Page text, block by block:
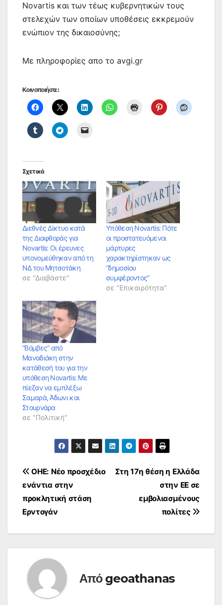
Novartis και των τέως κυβερνητικών τους
στελεχών των οποίων υποθέσεις εκκρεμούν
ενώπιον της δικαιοσύνης;
Με πληροφορίες απο το avgi.gr
Κοινοποιήστε:
Σχετικά
Διεθνές Δίκτυο κατά
της Διαφθοράς για
Novartis: Οι έρευνες
υπονομεύθηκαν από τη
ΝΔ του Μητσοτάκη
σε "Διαβάστε"
Υπόθεση Novartis: Πότε
οι προστατευόμενοι
μάρτυρες
χαρακτηρίστηκαν ως
“δημοσίου
συμφέροντος”
σε "Επικαιρότητα"
“Βόμβες” από
Μαναδιάκη στην
κατάθεσή του για την
υπόθεση Novartis: Mε
πίεζαν να εμπλέξω
Σαμαρά, Άδωνι και
Στουρνάρα
σε "Πολιτική"
Πλοήγηση
άρθρων
Στη 17η θέση η Ελλάδα
στην ΕΕ σε
εμβολιασμένους
πολίτες
ΟΗΕ: Νέο προσχέδιο
ενάντια στην
προκλητική στάση
Ερντογάν
Από geoathanas